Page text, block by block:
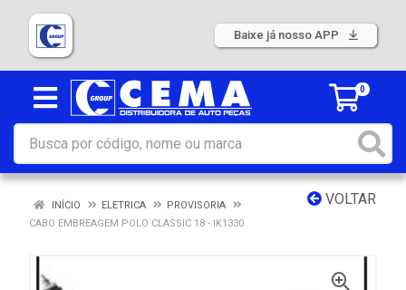
Baixe já nosso APP
0
VOLTAR
INÍCIO ELETRICA
PROVISORIA
CABO EMBREAGEM POLO CLASSIC 18 - IK1330